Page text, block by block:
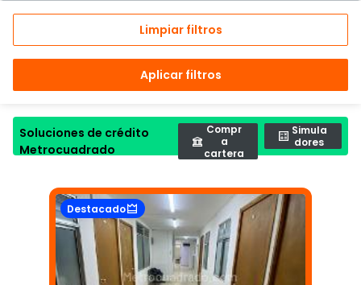
Limpiar filtros
Aplicar filtros
Soluciones de crédito
Metrocuadrado
Compr
a
cartera
Simula
dores
Destacado